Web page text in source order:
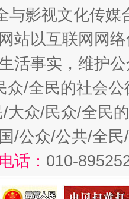
与影视文化传
站以互联网网
活事实，维护
/全民的社会公
/大众/民众/全民
/公众/公共/全
话： 010-